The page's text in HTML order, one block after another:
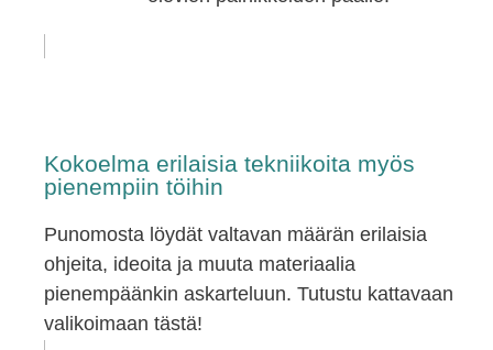
Kokoelma erilaisia tekniikoita myös
pienempiin töihin
Punomosta löydät valtavan määrän erilaisia
ohjeita, ideoita ja muuta materiaalia
pienempäänkin askarteluun. Tutustu kattavaan
valikoimaan tästä!